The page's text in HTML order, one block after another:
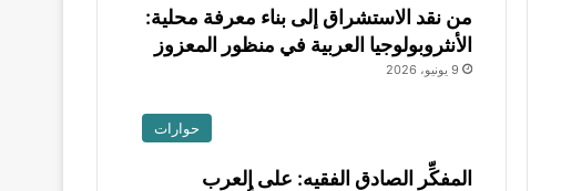
من نقد الاستشراق إلى بناء معرفة محلية:
الأنثروبولوجيا العربية في منظور المعزوز
9 يونيو، 2026
حوارات
المفكِّر الصادق الفقيه: على العرب